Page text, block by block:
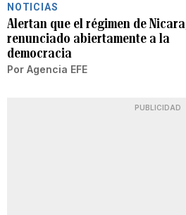
NOTICIAS
Alertan que el régimen de
renunciado abiertamente a la
democracia
Por Agencia EFE
PUBLICIDAD